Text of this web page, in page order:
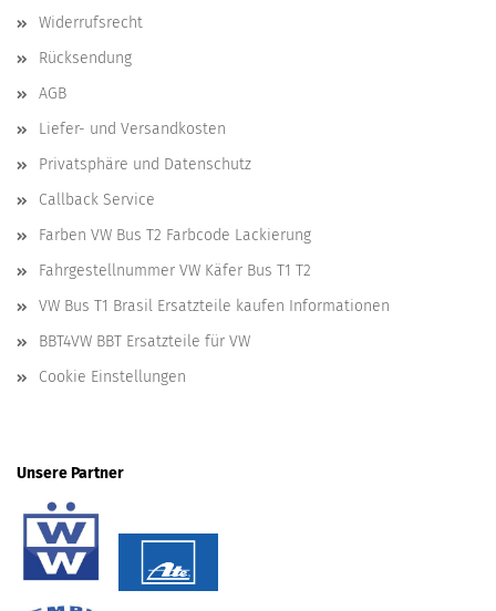
Widerrufsrecht
Rücksendung
AGB
Liefer- und Versandkosten
Privatsphäre und Datenschutz
Callback Service
Farben VW Bus T2 Farbcode Lackierung
Fahrgestellnummer VW Käfer Bus T1 T2
VW Bus T1 Brasil Ersatzteile kaufen Informationen
BBT4VW BBT Ersatzteile für VW
Cookie Einstellungen
Unsere Partner